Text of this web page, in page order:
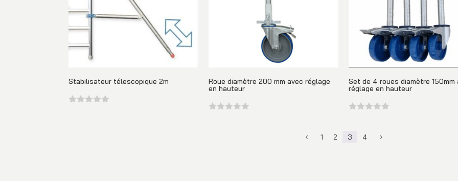
Stabilisateur télescopique 2m Roue diamètre 200 mm avec réglage
en hauteur
Set de 4 roues diamètre 150mm
réglage en hauteur
4 1 2 3 4 5